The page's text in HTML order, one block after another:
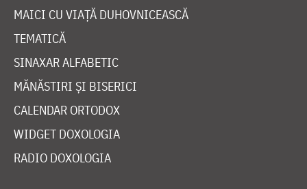
MAICI CU VIAȚĂ DUHOVNICEASCĂ
TEMATICĂ
SINAXAR ALFABETIC
MĂNĂSTIRI ȘI BISERICI
CALENDAR ORTODOX
WIDGET DOXOLOGIA
RADIO DOXOLOGIA